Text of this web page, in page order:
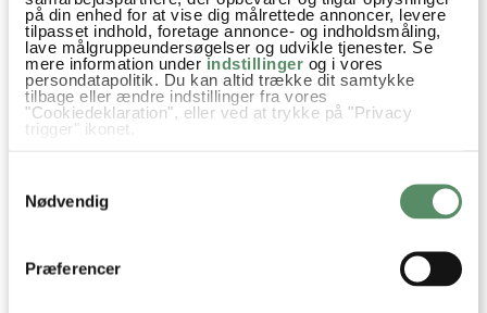
på din enhed for at vise dig målrettede annoncer, levere
tilpasset indhold, foretage annonce- og indholdsmåling,
lave målgruppeundersøgelser og udvikle tjenester. Se
mere information under indstillinger og i vores
persondatapolitik. Du kan altid trække dit samtykke
tilbage eller ændre indstillinger fra vores
"Cookiedeklaration", eller ved at trykke på "Privacy
trigger" ikonet.
Indsamle præcise oplysninger om din placering,
der kan være nøjagtig inden for få meter
Identificere din enhed baseret på en scanning af
Nødvendig
Præferencer